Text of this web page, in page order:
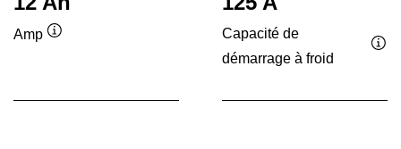
Amp
Capacité de
démarrage à froid